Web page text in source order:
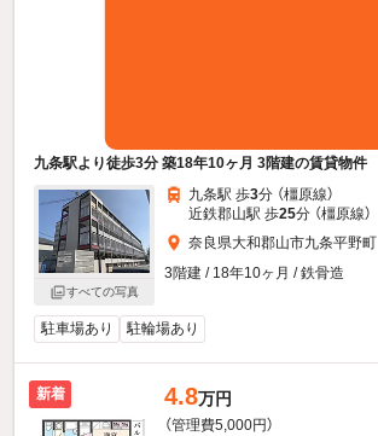
九条駅より徒歩3分 築18年10ヶ月 3階建の賃貸物件
すべての写真
九条駅 歩3分 （橿原線）
近鉄郡山駅 歩25分 （橿原線）
奈良県大和郡山市九条平野町
3階建 / 18年10ヶ月 / 鉄骨造
駐車場あり 駐輪場あり
新着 4.8万円
（管理費5,000円）